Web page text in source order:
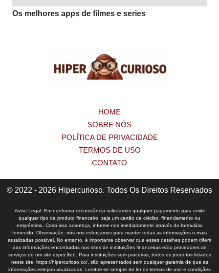
Os melhores apps de filmes e series
HOME
SOBRE NÓS
POLÍTICA DE PRIVACIDADE
TERMOS DE USO
CONTATO
© 2022 - 2026 Hipercurioso. Todos Os Direitos Reservados
Aviso Legal: Em nenhuma circunstância solicitamos qualquer pagamento para emitir
qualquer tipo de produto financeiro, seja um cartão de crédito, financiamento ou
empréstimo. Caso isso aconteça, informe-nos imediatamente através do formulário
fornecido. Observação: nós nos esforçamos para manter todas as informações o mais
atualizadas possível. No entanto, é importante observar que esses detalhes podem diferir
das informações encontradas nos sites de instituições financeiras e/ou provedores de
serviços de um site específico. Para instituições sem parcerias, todos os produtos listados
neste site, https://hipercurioso.co/, são apresentados sem qualquer garantia de que as
informações estejam atualizadas. Lembre-se sempre de ler os termos de uso e condições